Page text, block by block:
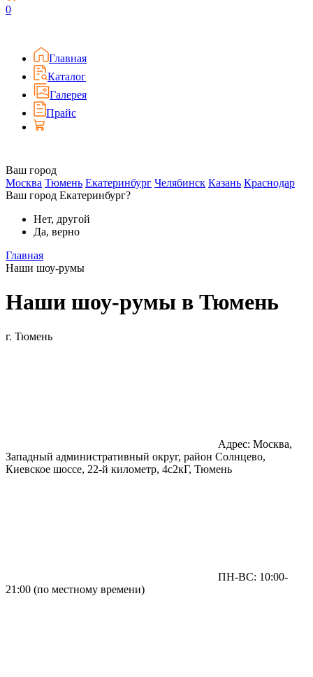
0
Главная
Каталог
Галерея
Прайс
Ваш город
Москва Тюмень Екатеринбург Челябинск Казань Краснодар
Ваш город Екатеринбург?
Нет, другой
Да, верно
Главная
Наши шоу-румы
Наши шоу-румы в Тюмень
г. Тюмень
Адрес: Москва,
Западный административный округ, район Солнцево,
Киевское шоссе, 22-й километр, 4с2кГ, Тюмень
ПН-ВС: 10:00-
21:00 (по местному времени)